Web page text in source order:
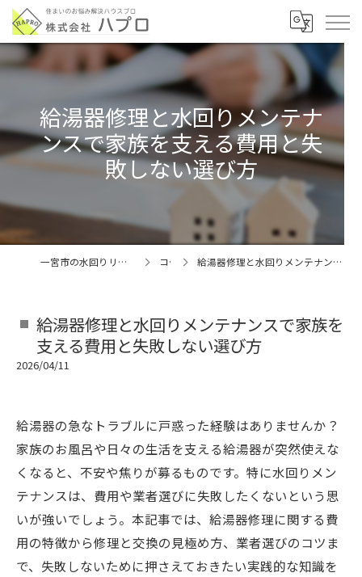
給湯器修理と水回りメンテナ
ンスで家族を支える費用と失
敗しない選び方
一宮市の水回りリフォームなら株式会社ハプロ コラム 給湯器修理と水回りメンテナンスで家族を支える費用と失敗しない選び方
給湯器修理と水回りメンテナンスで家族を
支える費用と失敗しない選び方
2026/04/11
給湯器の急なトラブルに戸惑った経験はありませんか？
家族のお風呂や日々の生活を支える給湯器が突然使えな
くなると、不安や焦りが募るものです。特に水回りメン
テナンスは、費用や業者選びに失敗したくないという思
いが強いでしょう。本記事では、給湯器修理に関する費
用の特徴から修理と交換の見極め方、業者選びのコツま
で、失敗しないために押さえておきたい実践的な知識を